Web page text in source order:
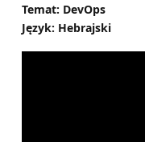
Temat: DevOps
Język: Hebrajski